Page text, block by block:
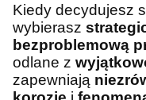
Kiedy decydujesz
wybierasz
bezproblemową
odlane z
zapewniają